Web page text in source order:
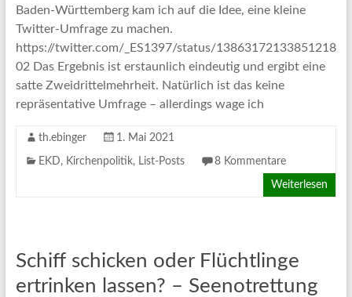
Baden-Württemberg kam ich auf die Idee, eine kleine
Twitter-Umfrage zu machen.
https://twitter.com/_ES1397/status/13863172133851218
02 Das Ergebnis ist erstaunlich eindeutig und ergibt eine
satte Zweidrittelmehrheit. Natürlich ist das keine
repräsentative Umfrage – allerdings wage ich
th.ebinger 1. Mai 2021
EKD, Kirchenpolitik, List-Posts 8 Kommentare
Weiterlesen
Schiff schicken oder Flüchtlinge
ertrinken lassen? – Seenotrettung